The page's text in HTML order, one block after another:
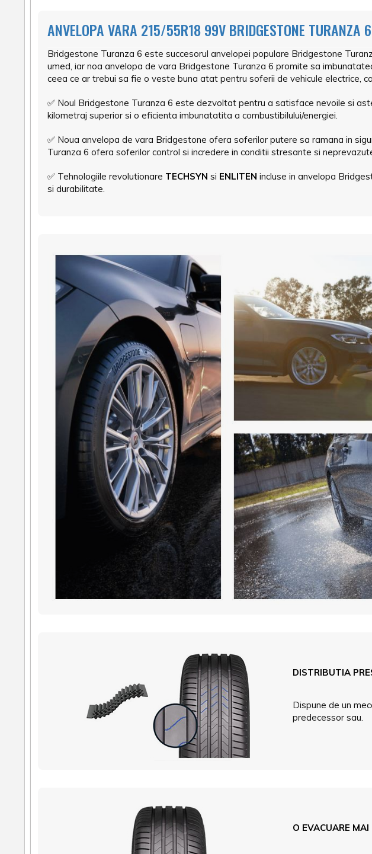
ANVELOPA VARA 215/55R18 99V BRIDGESTONE
Bridgestone Turanza 6 este succesorul anvelopei populare Bridgestone
umed, iar noa anvelopa de vara Bridgestone Turanza 6 promite sa
ceea ce ar trebui sa fie o veste buna atat pentru soferii de vehicule electrice,
✅ Noul Bridgestone Turanza 6 este dezvoltat pentru a satisface nevoile si
kilometraj superior si o eficienta imbunatatita a combustibilului/energiei.
✅ Noua anvelopa de vara Bridgestone ofera soferilor putere sa ramana in
Turanza 6 ofera soferilor control si incredere in conditii stresante si
✅ Tehnologiile revolutionare TECHSYN si ENLITEN incluse in anvelopa
si durabilitate.
DISTRIBUTIA
Dispune de un
predecessor sau.
O EVACUARE